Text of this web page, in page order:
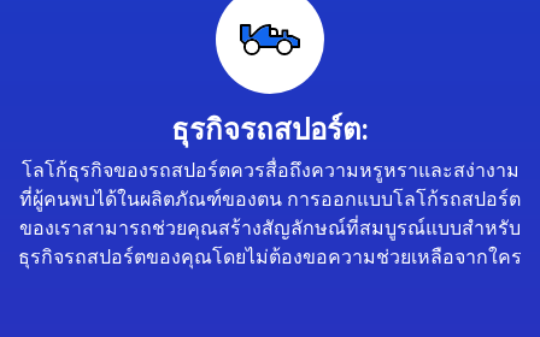
ธุรกิจรถสปอร์ต:
โลโก้ธุรกิจของรถสปอร์ตควรสื่อถึงความหรูหราและสง่างาม
ที่ผู้คนพบได้ในผลิตภัณฑ์ของตน การออกแบบโลโก้รถสปอร์ต
ของเราสามารถช่วยคุณสร้างสัญลักษณ์ที่สมบูรณ์แบบสำหรับ
ธุรกิจรถสปอร์ตของคุณโดยไม่ต้องขอความช่วยเหลือจากใคร